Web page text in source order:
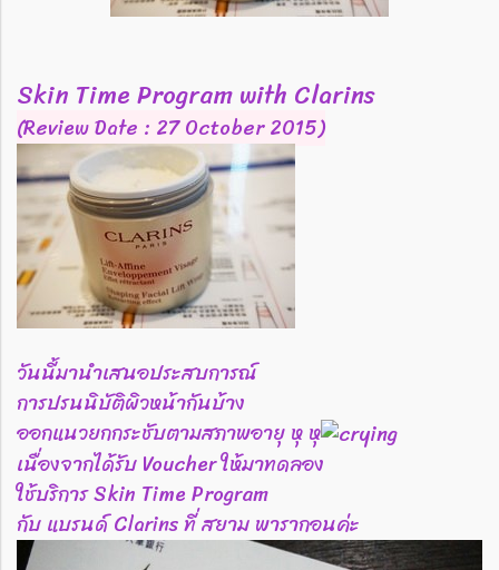
Skin Time Program with Clarins
(Review Date : 27 October 2015)
วันนี้มานำเสนอประสบการณ์
การปรนนิบัติผิวหน้ากันบ้าง
ออกแนวยกกระชับตามสภาพอายุ หุ หุ
เนื่องจากได้รับ Voucher ให้มาทดลอง
ใช้บริการ Skin Time Program
กับ แบรนด์ Clarins ที่ สยาม พารากอนค่ะ